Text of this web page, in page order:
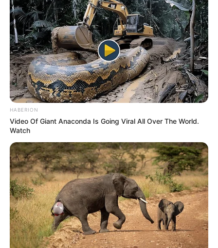
szenvedett halálos közúti balesetet Méhkerék
közelében”.
Halála pótolhatatlan veszteség a rendőrség
állománya számára, és mély megrendülést váltott
ki mindazokból, akik ismerték, tisztelték vagy csak
most értesültek a tragédiáról.
HABERION
Video Of Giant Anaconda Is Going Viral All Over The World.
Watch